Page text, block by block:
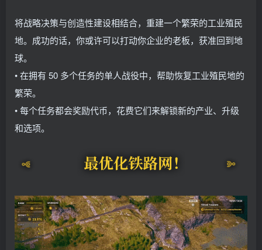
将战略决策与创造性建设相结合，重建一个繁荣的工业殖民
地。成功的话，你或许可以打动你企业的老板，获准回到地
球。
• 在拥有 50 多个任务的单人战役中，帮助恢复工业殖民地的
繁荣。
• 每个任务都会奖励代币，花费它们来解锁新的产业、升级
和选项。